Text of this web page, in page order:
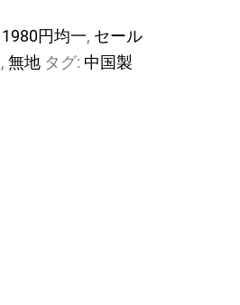
1980円均一, セール
, 無地 タグ: 中国製